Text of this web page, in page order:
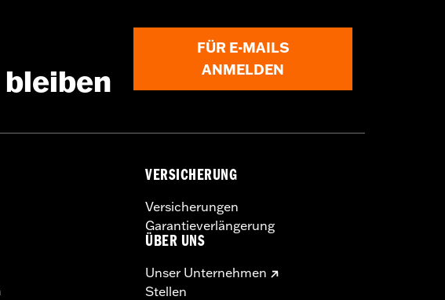
neue Dichtungen gekauft werden. Wende Dich für
FÜR E-MAILS
ANMELDEN
VERSICHERUNG
Versicherungen
Garantieverlängerung
ÜBER UNS
Unser Unternehmen
Stellen